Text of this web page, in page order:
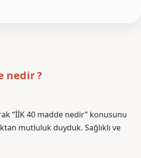
nedir ?
“İİK 40 madde nedir” konusunu
mutluluk duyduk. Sağlıklı ve